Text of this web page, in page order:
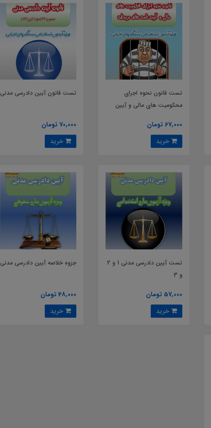
تست قانون نحوه اجرای
محکومیت های مالی و آیین
67,000 تومان
خرید
تست قانون آیین دادرسی مدنی
70,000 تومان
تست آیین دادرسی مدنی 1 و 2
و 3
57,000 تومان
خرید
جزوه خلاصه آیین دادرسی مدنی
48,000 تومان